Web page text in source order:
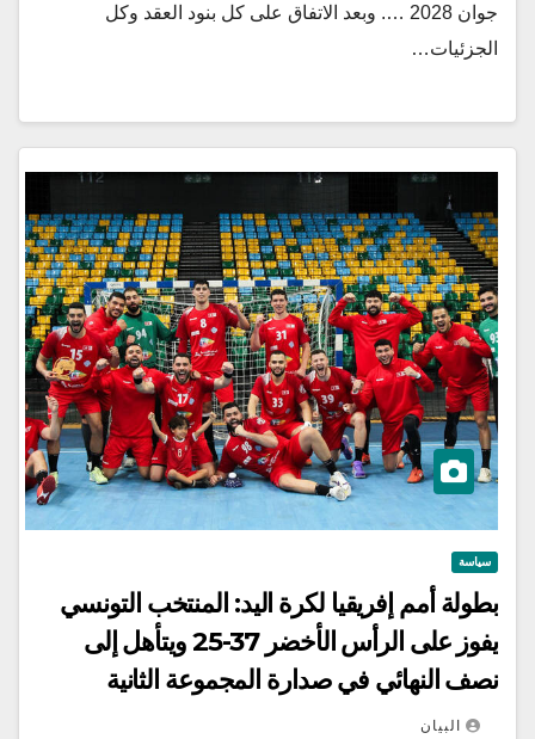
جوان 2028 …. وبعد الاتفاق على كل بنود العقد وكل
الجزئيات…
سياسة
بطولة أمم إفريقيا لكرة اليد: المنتخب التونسي
يفوز على الرأس الأخضر 37-25 ويتأهل إلى
نصف النهائي في صدارة المجموعة الثانية
البيان